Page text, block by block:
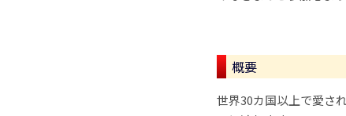
概要
世界30カ国以上で愛さ